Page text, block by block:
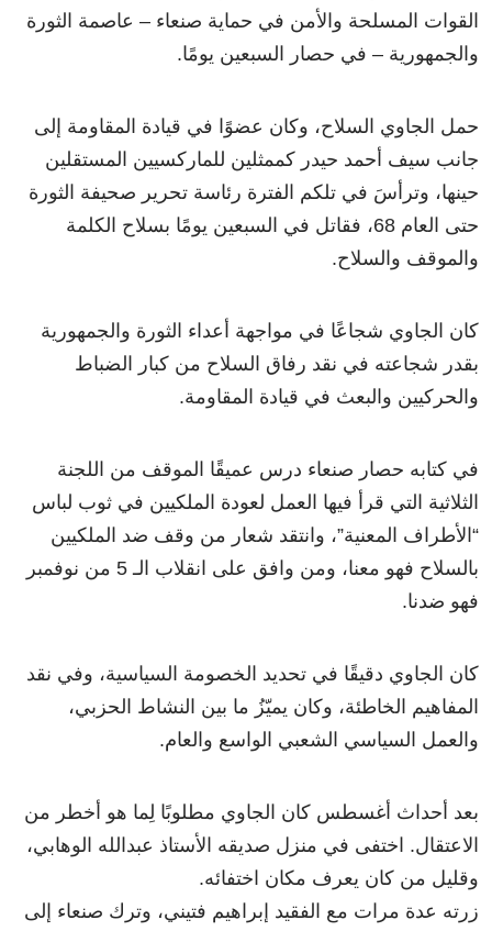
القوات المسلحة والأمن في حماية صنعاء – عاصمة الثورة
والجمهورية – في حصار السبعين يومًا.
حمل الجاوي السلاح، وكان عضوًا في قيادة المقاومة إلى
جانب سيف أحمد حيدر كممثلين للماركسيين المستقلين
حينها، وترأسَ في تلكم الفترة رئاسة تحرير صحيفة الثورة
حتى العام 68، فقاتل في السبعين يومًا بسلاح الكلمة
والموقف والسلاح.
كان الجاوي شجاعًا في مواجهة أعداء الثورة والجمهورية
بقدر شجاعته في نقد رفاق السلاح من كبار الضباط
والحركيين والبعث في قيادة المقاومة.
في كتابه حصار صنعاء درس عميقًا الموقف من اللجنة
الثلاثية التي قرأ فيها العمل لعودة الملكيين في ثوب لباس
“الأطراف المعنية”، وانتقد شعار من وقف ضد الملكيين
بالسلاح فهو معنا، ومن وافق على انقلاب الـ 5 من نوفمبر
فهو ضدنا.
كان الجاوي دقيقًا في تحديد الخصومة السياسية، وفي نقد
المفاهيم الخاطئة، وكان يميّزُ ما بين النشاط الحزبي،
والعمل السياسي الشعبي الواسع والعام.
بعد أحداث أغسطس كان الجاوي مطلوبًا لِما هو أخطر من
الاعتقال. اختفى في منزل صديقه الأستاذ عبدالله الوهابي،
وقليل من كان يعرف مكان اختفائه.
زرته عدة مرات مع الفقيد إبراهيم فتيني، وترك صنعاء إلى